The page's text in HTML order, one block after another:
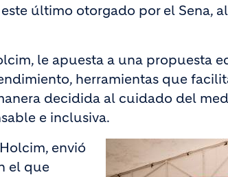
último otorgado por el Sena,
le apuesta a una propuesta
herramientas que
decidida al cuidado del
e inclusiva.
envió
el que